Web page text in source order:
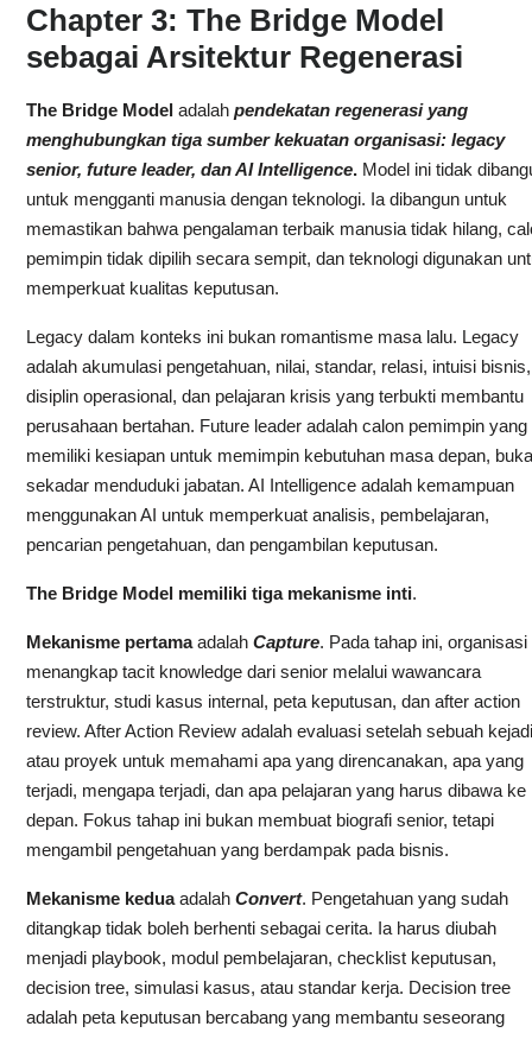
Chapter 3: The Bridge Model
sebagai Arsitektur Regenerasi
The Bridge Model adalah pendekatan regenerasi yang
menghubungkan tiga sumber kekuatan organisasi: legacy
senior, future leader, dan AI Intelligence.Model ini tidak
untuk mengganti manusia dengan teknologi. Ia dibangun untuk
memastikan bahwa pengalaman terbaik manusia tidak hilang,
pemimpin tidak dipilih secara sempit, dan teknologi digunakan
memperkuat kualitas keputusan.
Legacy dalam konteks ini bukan romantisme masa lalu. Legacy
adalah akumulasi pengetahuan, nilai, standar, relasi, intuisi bisnis,
disiplin operasional, dan pelajaran krisis yang terbukti membantu
perusahaan bertahan. Future leader adalah calon pemimpin yang
memiliki kesiapan untuk memimpin kebutuhan masa depan,
sekadar menduduki jabatan. AI Intelligence adalah kemampuan
menggunakan AI untuk memperkuat analisis, pembelajaran,
pencarian pengetahuan, dan pengambilan keputusan.
The Bridge Model memiliki tiga mekanisme inti.
Mekanisme pertamaadalah Capture. Pada tahap ini, organisasi
menangkap tacit knowledge dari senior melalui wawancara
terstruktur, studi kasus internal, peta keputusan, dan after action
review. After Action Review adalah evaluasi setelah sebuah
atau proyek untuk memahami apa yang direncanakan, apa yang
terjadi, mengapa terjadi, dan apa pelajaran yang harus dibawa ke
depan. Fokus tahap ini bukan membuat biografi senior, tetapi
mengambil pengetahuan yang berdampak pada bisnis.
Mekanisme keduaadalah Convert. Pengetahuan yang sudah
ditangkap tidak boleh berhenti sebagai cerita. Ia harus diubah
menjadi playbook, modul pembelajaran, checklist keputusan,
decision tree, simulasi kasus, atau standar kerja. Decision tree
adalah peta keputusan bercabang yang membantu seseorang